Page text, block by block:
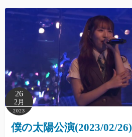
26
2月
2023
僕の太陽公演(2023/02/26)